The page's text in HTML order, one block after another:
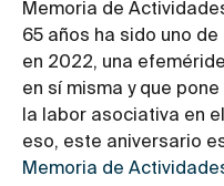
Memoria de
65 años ha sido uno
en 2022, una
en sí misma y que
la labor asociativa en
eso, este aniversario
Memoria de